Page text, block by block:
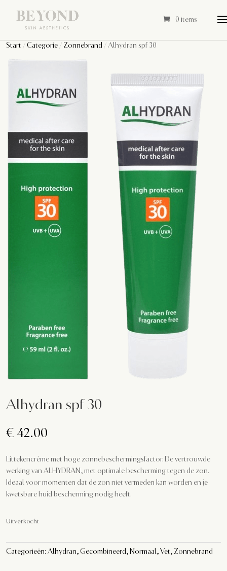
0 items
Start /Categorie / Zonnebrand / Alhydran spf 30
Alhydran spf 30
€ 42.00
Littekencrème met hoge zonnebeschermingsfactor. De vertrouwde
werking van ALHYDRAN, met optimale bescherming tegen de zon.
Ideaal voor momenten dat de zon niet vermeden kan worden en je
kwetsbare huid bescherming nodig heeft.
Uitverkocht
Categorieën: Alhydran, Gecombineerd, Normaal , Vet, Zonnebrand